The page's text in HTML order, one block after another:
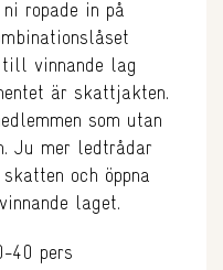
ropade in på
vinnande lag
är skattjakten.
som utan
Ju mer ledtrådar
och öppna
laget.
40 pers